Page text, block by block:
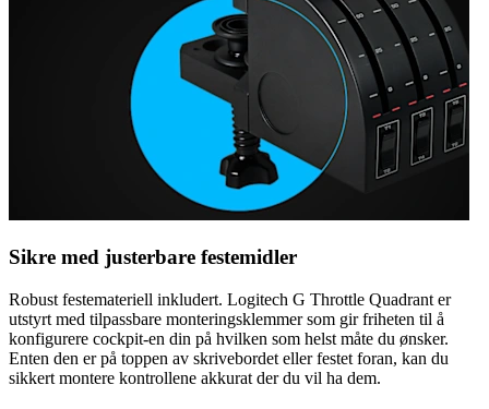
Sikre med justerbare festemidler
Robust festemateriell inkludert. Logitech G Throttle Quadrant er
utstyrt med tilpassbare monteringsklemmer som gir friheten til å
konfigurere cockpit-en din på hvilken som helst måte du ønsker.
Enten den er på toppen av skrivebordet eller festet foran, kan du
sikkert montere kontrollene akkurat der du vil ha dem.